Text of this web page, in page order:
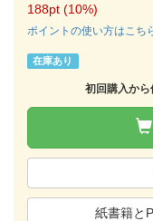
188pt (10%)
ポイントの使い方はこち
在庫あり
初回購入か
紙書籍と